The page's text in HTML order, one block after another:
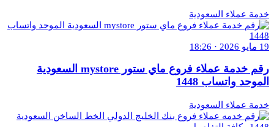
خدمة عملاء السعودية
19 مايو 2026 · 18:26
رقم خدمة عملاء فروع ماي ستور mystore السعودية
الموحد واتساب 1448
خدمة عملاء السعودية